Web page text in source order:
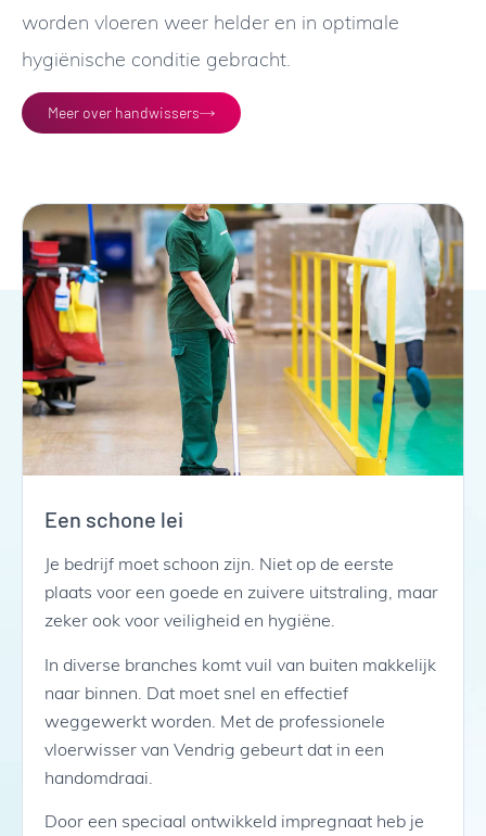
worden vloeren weer helder en in optimale
hygiënische conditie gebracht.
Meer over handwissers
Een schone lei
Je bedrijf moet schoon zijn. Niet op de eerste
plaats voor een goede en zuivere uitstraling, maar
zeker ook voor veiligheid en hygiëne.
In diverse branches komt vuil van buiten makkelijk
naar binnen. Dat moet snel en effectief
weggewerkt worden. Met de professionele
vloerwisser van Vendrig gebeurt dat in een
handomdraai.
Door een speciaal ontwikkeld impregnaat heb je